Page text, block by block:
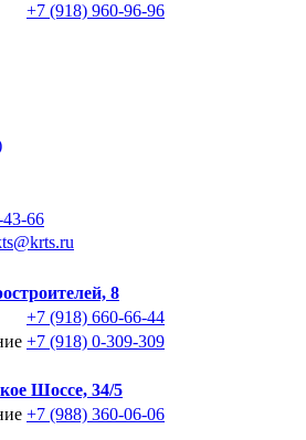
+7 (918) 960-96-96
66
8
+7 (918) 660-66-44
+7 (918) 0-309-309
Шоссе, 34/5
+7 (988) 360-06-06